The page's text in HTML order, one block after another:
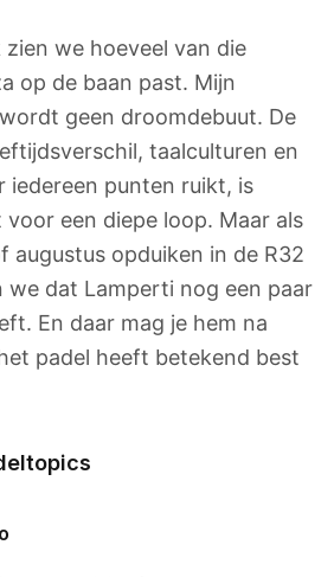
we hoeveel van die
op de baan past. Mijn
geen droomdebuut. De
taalculturen en
iedereen punten ruikt, is
een diepe loop. Maar als
augustus opduiken in de R32
we dat Lamperti nog een paar
En daar mag je hem na
padel heeft betekend best